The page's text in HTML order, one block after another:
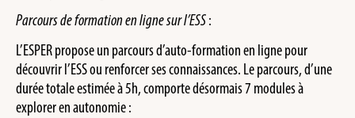
Parcours de formation en ligne sur l’ESS:
L’ESPER propose un parcours d’auto-formation en ligne pour
découvrir l’ESS ou renforcer ses connaissances. Le parcours, d’une
durée totale estimée à 5h, comporte désormais 7 modules à
explorer en autonomie :